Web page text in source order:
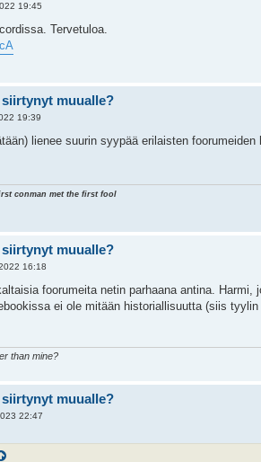
19:45
Tervetuloa.
muualle?
19:39
lienee suurin syypää erilaisten
conman met the first fool
muualle?
16:18
foorumeita netin parhaana antina.
ei ole mitään historiallisuutta (siis
than mine?
muualle?
22:47